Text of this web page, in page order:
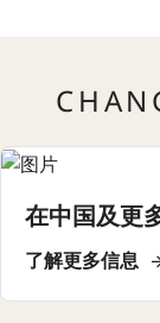
在中国及更
了解更多信息